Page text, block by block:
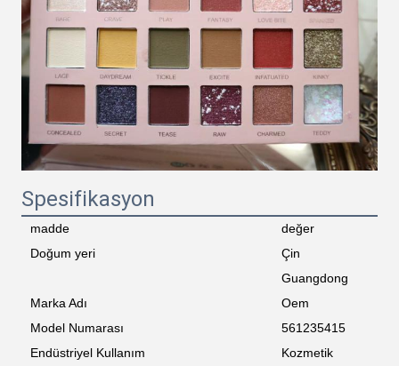
Sunmak
Spesifikasyon
madde
değer
Doğum yeri
Çin
Guangdong
Marka Adı
Oem
Model Numarası
561235415
Endüstriyel Kullanım
Kozmetik